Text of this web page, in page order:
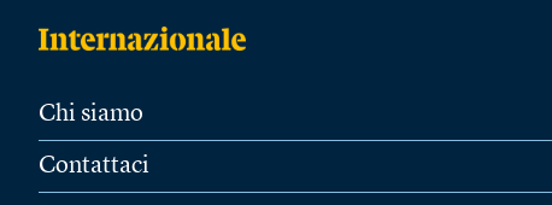
Chi siamo
Contattaci